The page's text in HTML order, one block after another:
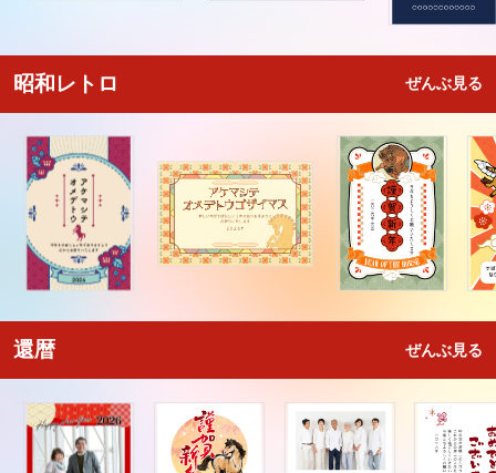
昭和レトロ ぜんぶ見る
還暦 ぜんぶ見る